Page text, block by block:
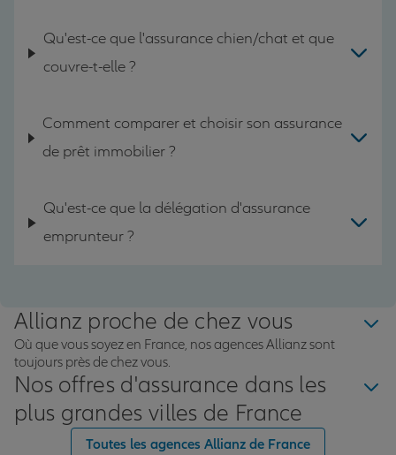
Qu'est-ce que l'assurance chien/chat et que
couvre-t-elle ?
Comment comparer et choisir son assurance
de prêt immobilier ?
Qu'est-ce que la délégation d'assurance
emprunteur ?
Allianz proche de chez vous
Où que vous soyez en France, nos agences Allianz sont
toujours près de chez vous.
Nos offres d'assurance dans les
plus grandes villes de France
Toutes les agences Allianz de France